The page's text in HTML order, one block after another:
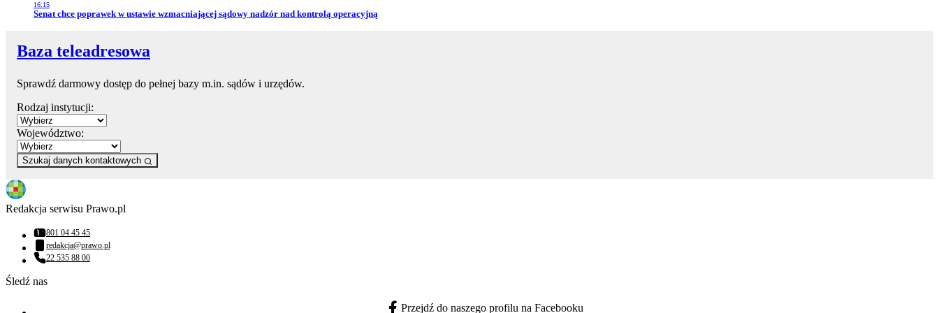
16:15
Przejdź do artykułu:
Senat chce poprawek w ustawie wzmacniającej sądowy nadzór nad kontrolą operacyjną
Baza teleadresowa
Sprawdź darmowy dostęp do pełnej bazy m.in. sądów i urzędów.
Rodzaj instytucji:
Województwo:
Szukaj danych kontaktowych
Redakcja serwisu Prawo.pl
Numer telefonu:
801 04 45 45
Adres email:
redakcja@prawo.pl
Numer telefonu:
22 535 88 00
Śledź nas
Przejdź do naszego profilu na Facebooku